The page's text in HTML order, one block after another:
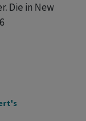
Die in New